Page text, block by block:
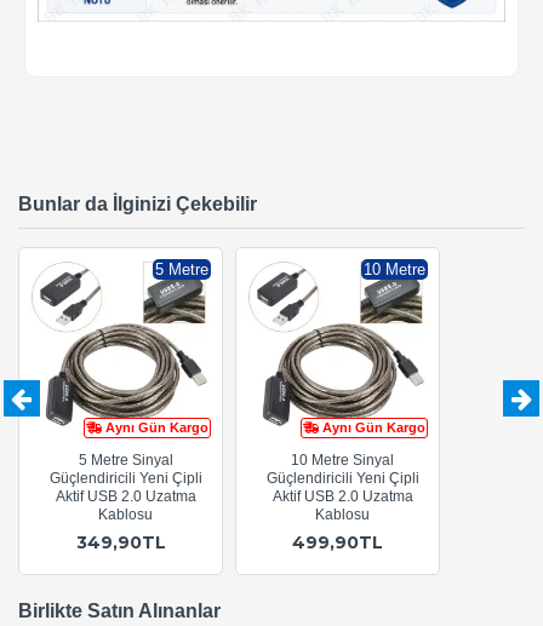
Bunlar da İlginizi Çekebilir
Aynı Gün Kargo
5 Metre
5 Metre Sinyal
Güçlendiricili Yeni Çipli
Aktif USB 2.0 Uzatma
Kablosu
349,90TL
Aynı Gün Kargo
10 Metre
10 Metre Sinyal
Güçlendiricili Yeni Çipli
Aktif USB 2.0 Uzatma
Kablosu
499,90TL
Birlikte Satın Alınanlar